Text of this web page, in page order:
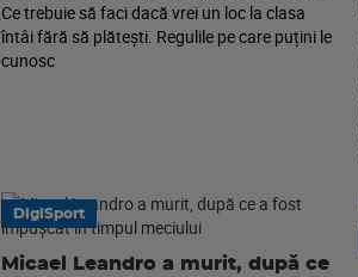
Ce trebuie să faci dacă vrei un loc la clasa
întâi fără să plătești. Regulile pe care puțini le
cunosc
DigiSport
Micael Leandro a murit, după ce